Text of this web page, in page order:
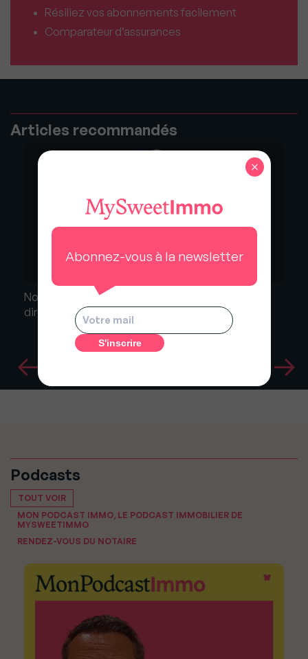
Résiliez vos abonnements facilement
Comparateur d’assurances
Articles recommandés
Nomination : Anne-Laure Ferrand nommée
directrice chez Crédit Agricole Immobilier
Podcasts
TOUT VOIR
MON PODCAST IMMO, LE PODCAST IMMOBILIER DE
MYSWEETIMMO
RENDEZ-VOUS DU NOTAIRE
Abonnez-vous à la newsletter
×